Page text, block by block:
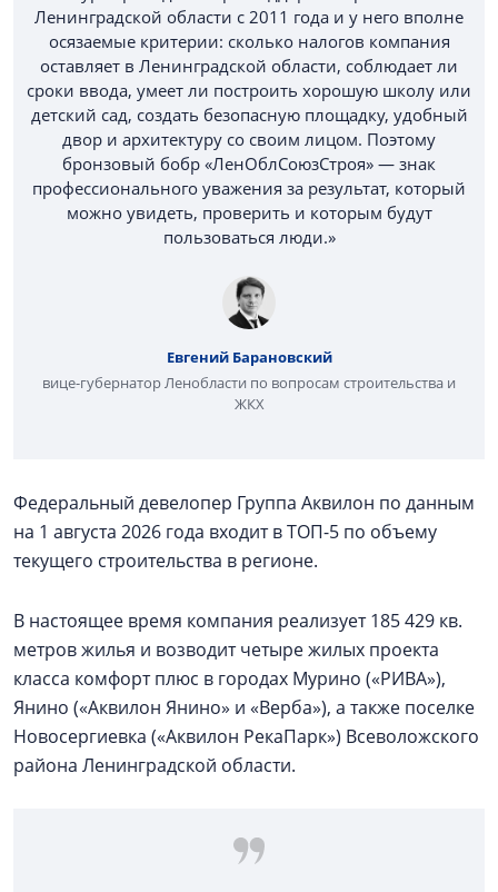
Ленинградской области с 2011 года и у него вполне
осязаемые критерии: сколько налогов компания
оставляет в Ленинградской области, соблюдает ли
сроки ввода, умеет ли построить хорошую школу или
детский сад, создать безопасную площадку, удобный
двор и архитектуру со своим лицом. Поэтому
бронзовый бобр «ЛенОблСоюзСтроя» — знак
профессионального уважения за результат, который
можно увидеть, проверить и которым будут
пользоваться люди.»
Евгений Барановский
вице-губернатор Ленобласти по вопросам строительства и
ЖКХ
Федеральный девелопер Группа Аквилон по данным
на 1 августа 2026 года входит в ТОП-5 по объему
текущего строительства в регионе.
В настоящее время компания реализует 185 429 кв.
метров жилья и возводит четыре жилых проекта
класса комфорт плюс в городах Мурино («РИВА»),
Янино («Аквилон Янино» и «Верба»), а также поселке
Новосергиевка («Аквилон РекаПарк») Всеволожского
района Ленинградской области.